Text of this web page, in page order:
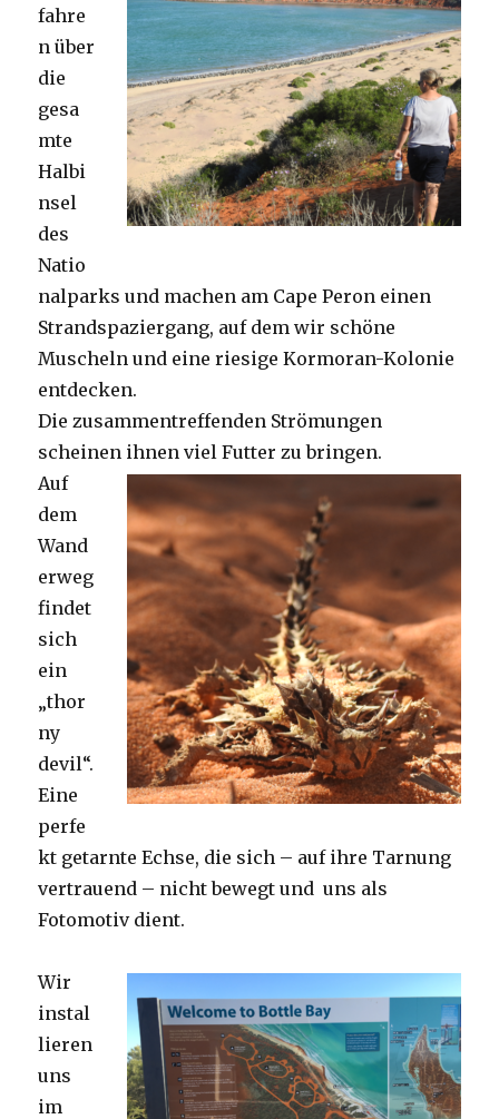
fahre
n über
die
gesa
mte
Halbi
nsel
des
Natio
nalparks und machen am Cape Peron einen
Strandspaziergang, auf dem wir schöne
Muscheln und eine riesige Kormoran-Kolonie
entdecken.
Die zusammentreffenden Strömungen
scheinen ihnen viel Futter zu bringen.
Auf
dem
Wand
erweg
findet
sich
ein
„thor
ny
devil“.
Eine
perfe
kt getarnte Echse, die sich – auf ihre Tarnung
vertrauend – nicht bewegt und uns als
Fotomotiv dient.
Wir
instal
lieren
uns
im